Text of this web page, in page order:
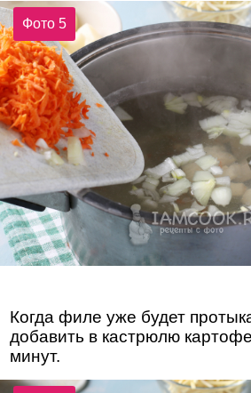
Фото 5
Когда филе уже будет
добавить в кастрюлю
минут.